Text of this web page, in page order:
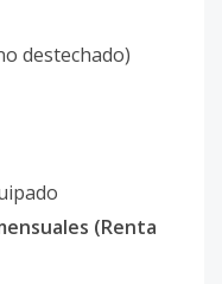
destechado)
(Renta